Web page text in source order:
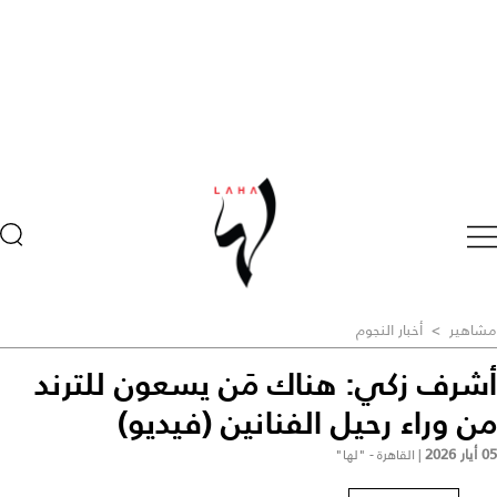
مشاهير > أخبار النجوم
أشرف زكي: هناك مَن يسعون للترند
من وراء رحيل الفنانين (فيديو)
05 أيار 2026 | القاهرة - "لها"